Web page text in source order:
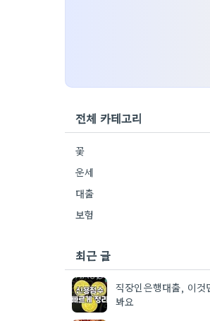
전체 카테고리
꽃
운세
대출
보험
최근 글
직장인은행대출, 이것
봐요